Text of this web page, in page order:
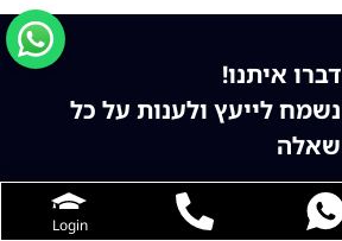
Login
דברו איתנו!
נשמח לייעץ ולענות על כל
שאלה